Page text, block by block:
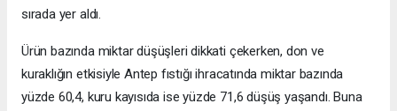
sırada yer aldı.
Ürün bazında miktar düşüşleri dikkati çekerken, don ve
kuraklığın etkisiyle Antep fıstığı ihracatında miktar bazında
yüzde 60,4, kuru kayısıda ise yüzde 71,6 düşüş yaşandı. Buna